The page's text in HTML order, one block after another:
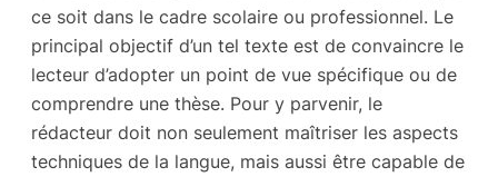
ce soit dans le cadre scolaire ou professionnel. Le
principal objectif d’un tel texte est de convaincre le
lecteur d’adopter un point de vue spécifique ou de
comprendre une thèse. Pour y parvenir, le
rédacteur doit non seulement maîtriser les aspects
techniques de la langue, mais aussi être capable de